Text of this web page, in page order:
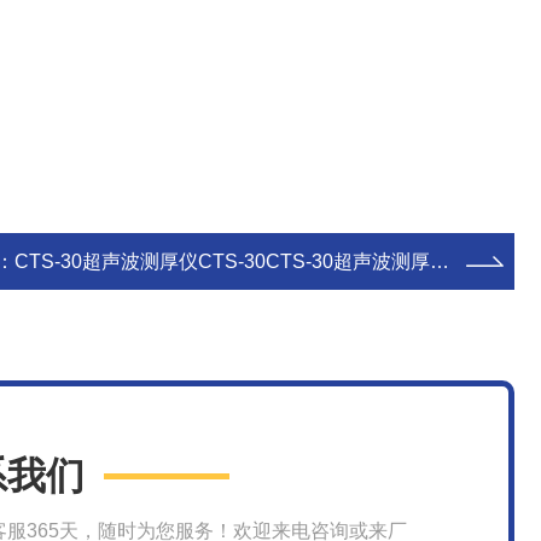
CTS-30超声波测厚仪CTS-30CTS-30超声波测厚仪CTS-30
们
服365天，随时为您服务！欢迎来电咨询或来厂